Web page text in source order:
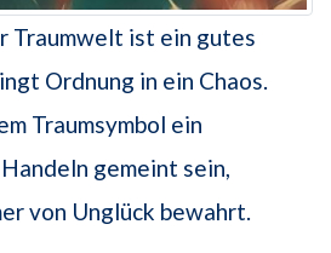
Traumwelt ist ein gutes
Ordnung in ein Chaos.
Traumsymbol ein
gemeint sein,
von Unglück bewahrt.